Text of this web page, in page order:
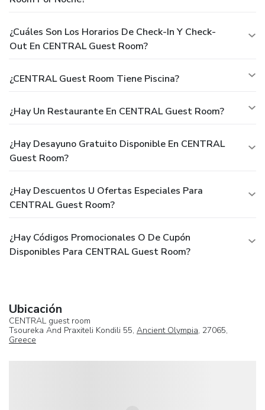
¿Cuáles Son Los Horarios De Check-In Y Check-
Out En CENTRAL Guest Room?
¿CENTRAL Guest Room Tiene Piscina?
¿Hay Un Restaurante En CENTRAL Guest Room?
¿Hay Desayuno Gratuito Disponible En CENTRAL
Guest Room?
¿Hay Descuentos U Ofertas Especiales Para
CENTRAL Guest Room?
¿Hay Códigos Promocionales O De Cupón
Disponibles Para CENTRAL Guest Room?
Ubicación
CENTRAL guest room
Tsoureka And Praxiteli Kondili 55, Ancient Olympia, 27065,
Greece